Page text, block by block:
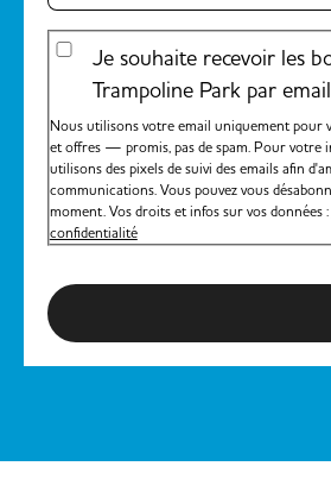
Je souhaite recevoir les
Trampoline Park par
Nous utilisons votre email uniquement pour
et offres — promis, pas de spam. Pour votre
utilisons des pixels de suivi des emails afin
communications. Vous pouvez vous
moment. Vos droits et infos sur vos données :
confidentialité